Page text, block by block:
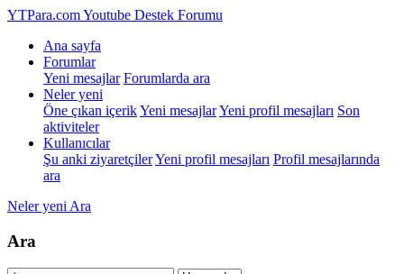
YTPara.comYoutube Destek Forumu
Ana sayfa
Forumlar
Yeni mesajlar Forumlarda ara
Neler yeni
Öne çıkan içerikYeni mesajlarYeni profil mesajları Son
aktiviteler
Kullanıcılar
Şu anki ziyaretçilerYeni profil mesajları Profil mesajlarında
ara
Neler yeni Ara
Ara